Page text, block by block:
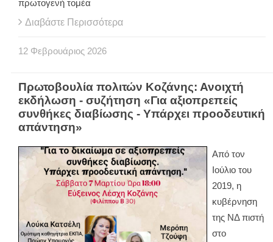
πρωτογενή τομέα
Διαβάστε Περισσότερα
12 Φεβρουάριος 2026
Πρωτοβουλία πολιτών Κοζάνης: Ανοιχτή
εκδήλωση - συζήτηση «Για αξιοπρεπείς
συνθήκες διαβίωσης - Υπάρχει προοδευτική
απάντηση»
Από τον
Ιούλιο του
2019, η
κυβέρνηση
της ΝΔ πιστή
στο